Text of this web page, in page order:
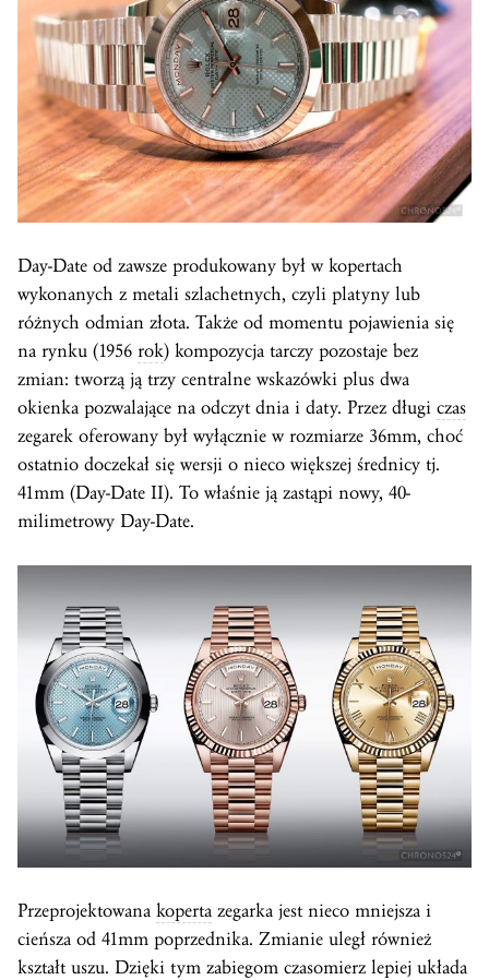
Day-Date od zawsze produkowany był w kopertach
wykonanych z metali szlachetnych, czyli platyny lub
różnych odmian złota. Także od momentu pojawienia się
na rynku (1956 rok) kompozycja tarczy pozostaje bez
zmian: tworzą ją trzy centralne wskazówki plus dwa
okienka pozwalające na odczyt dnia i daty. Przez długi czas
zegarek oferowany był wyłącznie w rozmiarze 36mm, choć
ostatnio doczekał się wersji o nieco większej średnicy tj.
41mm (Day-Date II). To właśnie ją zastąpi nowy, 40-
milimetrowy Day-Date.
Przeprojektowana koperta zegarka jest nieco mniejsza i
cieńsza od 41mm poprzednika. Zmianie uległ również
kształt uszu. Dzięki tym zabiegom czasomierz lepiej układa